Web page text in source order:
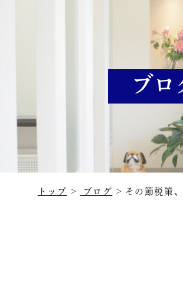
ブロ
トップ ブログ その節税策